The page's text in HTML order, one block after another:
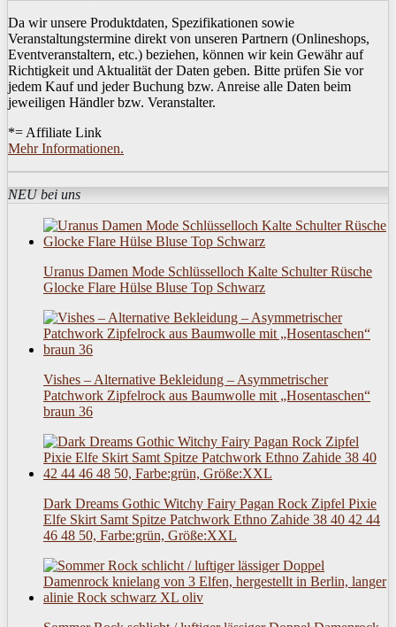
Da wir unsere Produktdaten, Spezifikationen sowie
Veranstaltungstermine direkt von unseren Partnern (Onlineshops,
Eventveranstaltern, etc.) beziehen, können wir kein Gewähr auf
Richtigkeit und Aktualität der Daten geben. Bitte prüfen Sie vor
jedem Kauf und jeder Buchung bzw. Anreise alle Daten beim
jeweiligen Händler bzw. Veranstalter.
*= Affiliate Link
Mehr Informationen.
NEU bei uns
Uranus Damen Mode Schlüsselloch Kalte Schulter Rüsche
Glocke Flare Hülse Bluse Top Schwarz
Vishes – Alternative Bekleidung – Asymmetrischer
Patchwork Zipfelrock aus Baumwolle mit „Hosentaschen“
braun 36
Dark Dreams Gothic Witchy Fairy Pagan Rock Zipfel Pixie
Elfe Skirt Samt Spitze Patchwork Ethno Zahide 38 40 42 44
46 48 50, Farbe:grün, Größe:XXL